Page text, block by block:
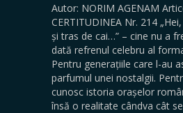
Autor: NORIM AGENAM
CERTITUDINEA Nr. 214
și tras de cai…” – cine nu a
dată refrenul celebru al
Pentru generațiile care l-au
parfumul unei nostalgii.
cunosc istoria orașelor
însă o realitate cândva cât